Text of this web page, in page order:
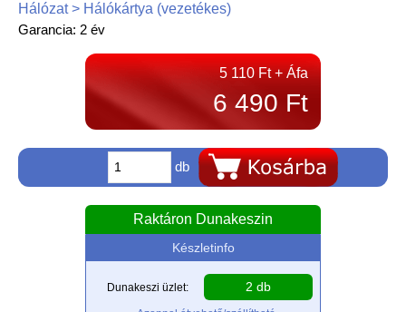
5 110 Ft + Áfa
6 490 Ft
db
Raktáron Dunakeszin
Készletinfo
Dunakeszi üzlet: 2 db
Hálózat > Hálókártya (vezetékes)
Garancia: 2 év